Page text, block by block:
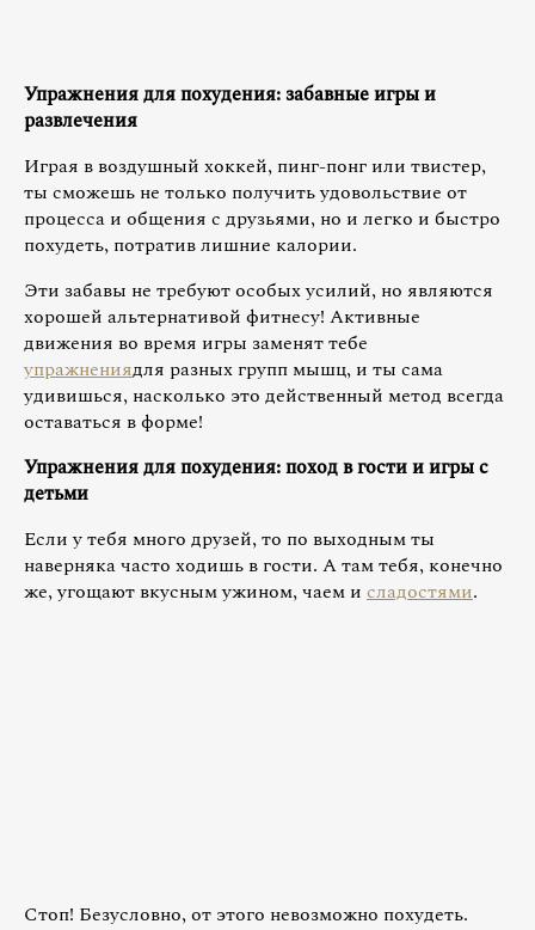
Упражнения для похудения: забавные игры и
развлечения
Играя в воздушный хоккей, пинг-понг или твистер,
ты сможешь не только получить удовольствие от
процесса и общения с друзьями, но и легко и быстро
похудеть, потратив лишние калории.
Эти забавы не требуют особых усилий, но являются
хорошей альтернативой фитнесу! Активные
движения во время игры заменят тебе
упражнениядля разных групп мышц, и ты сама
удивишься, насколько это действенный метод всегда
оставаться в форме!
Упражнения для похудения: поход в гости и игры с
детьми
Если у тебя много друзей, то по выходным ты
наверняка часто ходишь в гости. А там тебя, конечно
же, угощают вкусным ужином, чаем и сладостями.
Стоп! Безусловно, от этого невозможно похудеть.